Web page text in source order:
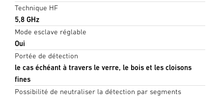
Technique HF
5,8 GHz
Mode esclave réglable
Oui
Portée de détection
le cas échéant à travers le verre, le bois et les cloisons
fines
Possibilité de neutraliser la détection par segments